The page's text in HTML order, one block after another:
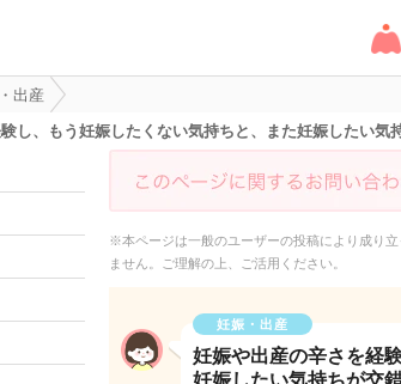
リ
出産
し、もう妊娠したくない気持ちと、また妊娠したい気
※本ページは一般のユーザーの投稿により成り
ません。ご理解の上、ご活用ください。
妊娠・出産
妊娠や出産の辛さを経
妊娠したい気持ちが交